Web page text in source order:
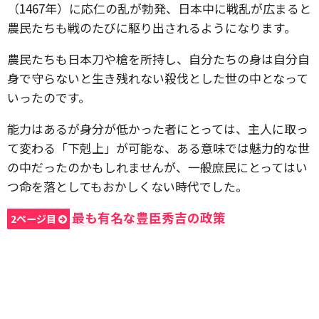
（1467年）に応仁の乱が勃発、日本中に戦乱が広まると
農民たちも戦のたびに駆り出されるようになります。
農民たちも日本刀や槍を所持し、自分たちの身は自分自
身で守らないと生き残れない殺伐とした世の中となって
いったのです。
能力はあるが身分が低かった者にとっては、主人に取っ
て変わる「下剋上」が可能な、ある意味では魅力的な世
の中だったのかもしれませんが、一般庶民にとってはい
つ命を落としてもおかしくない時代でした。
2ページ目 最も有名な豊臣秀吉の政策